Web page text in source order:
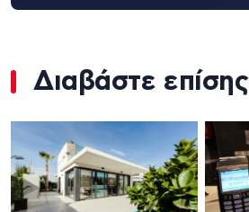
Διαβάστε επίσης